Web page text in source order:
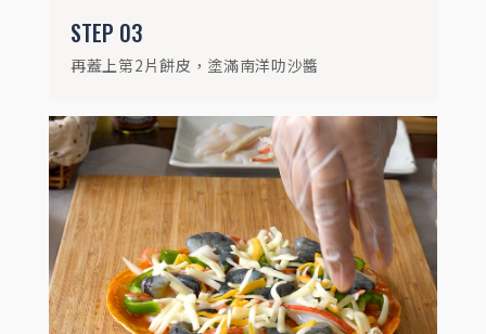
STEP 03
再蓋上第2片餅皮，塗滿南洋叻沙醬
STEP05
烤箱預熱200度，烤約10-12分鐘，等待海鮮
烤熟、起司融化且整體呈金黃色，就可以開
動囉！(依各個烤箱功率不同可再做調整)